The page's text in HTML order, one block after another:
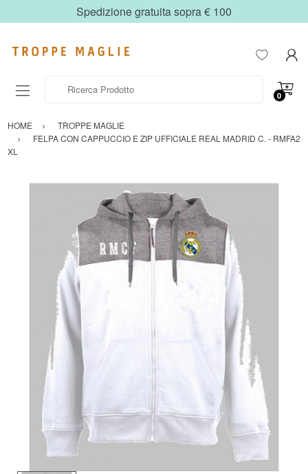
Spedizione gratuita sopra € 100
0
HOME
TROPPE MAGLIE
FELPA CON CAPPUCCIO E ZIP UFFICIALE REAL MADRID C. - RMFA2
XL